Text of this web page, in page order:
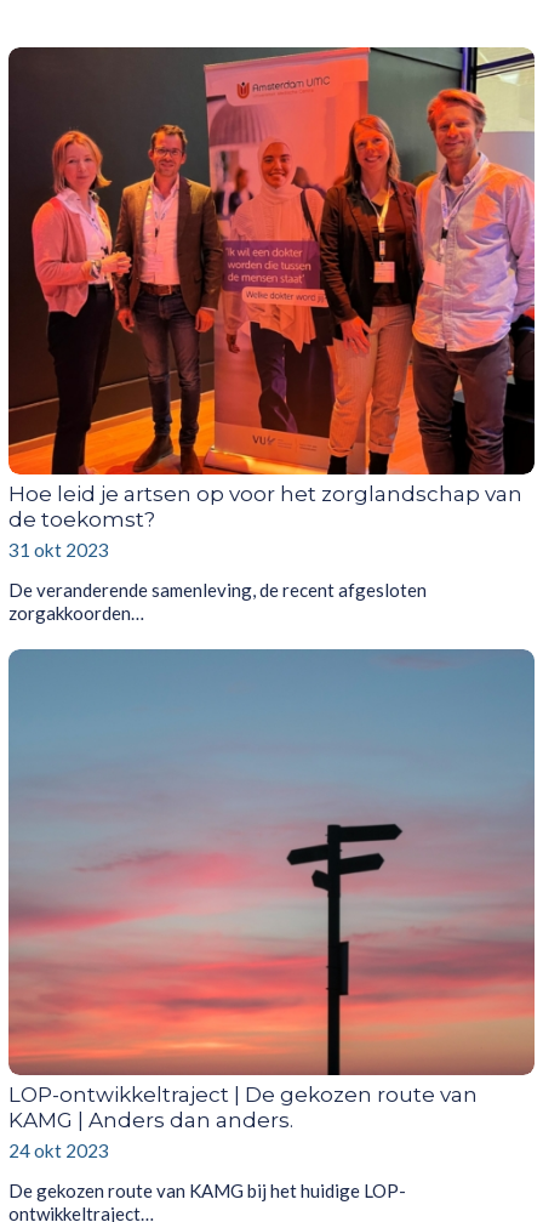
Hoe leid je artsen op voor het zorglandschap van
de toekomst?
31 okt 2023
De veranderende samenleving, de recent afgesloten
zorgakkoorden…
LOP-ontwikkeltraject | De gekozen route van
KAMG | Anders dan anders.
24 okt 2023
De gekozen route van KAMG bij het huidige LOP-
ontwikkeltraject…